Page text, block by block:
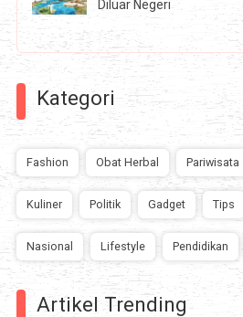
Diluar Negeri
Kategori
Fashion Obat Herbal Pariwisata
Kuliner Politik Gadget Tips
Nasional Lifestyle Pendidikan
Artikel Trending